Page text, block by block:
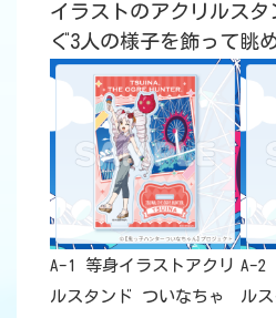
イラストのアクリルスタ
ぐ3人の様子を飾って眺
A-1 等身イラストアクリ
ルスタンド ついなちゃ
A-2
ル